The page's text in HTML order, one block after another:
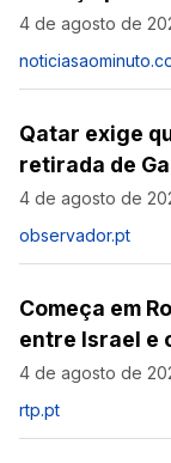
4 de agosto de
Qatar exige
retirada de
4 de agosto de
observador.pt
Começa em
entre Israel e
4 de agosto de
rtp.pt